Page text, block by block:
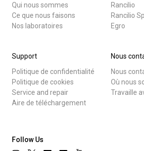
Qui nous sommes
Ce que nous faisons
Nos laboratoires
Rancilio
Rancilio
Egro
Support
Politique de confidentialité
Politique de cookies
Service and repair
Aire de téléchargement
Nous
Nous
Où nous
Travaille
Follow Us